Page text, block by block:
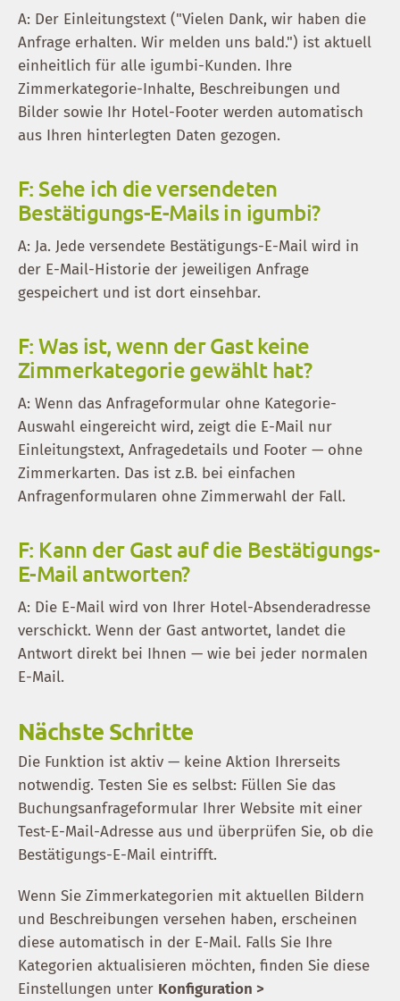
A: Der Einleitungstext ("Vielen Dank, wir haben die
Anfrage erhalten. Wir melden uns bald.") ist aktuell
einheitlich für alle igumbi-Kunden. Ihre
Zimmerkategorie-Inhalte, Beschreibungen und
Bilder sowie Ihr Hotel-Footer werden automatisch
aus Ihren hinterlegten Daten gezogen.
F: Sehe ich die versendeten
Bestätigungs-E-Mails in igumbi?
A: Ja. Jede versendete Bestätigungs-E-Mail wird in
der E-Mail-Historie der jeweiligen Anfrage
gespeichert und ist dort einsehbar.
F: Was ist, wenn der Gast keine
Zimmerkategorie gewählt hat?
A: Wenn das Anfrageformular ohne Kategorie-
Auswahl eingereicht wird, zeigt die E-Mail nur
Einleitungstext, Anfragedetails und Footer — ohne
Zimmerkarten. Das ist z.B. bei einfachen
Anfragenformularen ohne Zimmerwahl der Fall.
F: Kann der Gast auf die Bestätigungs-
E-Mail antworten?
A: Die E-Mail wird von Ihrer Hotel-Absenderadresse
verschickt. Wenn der Gast antwortet, landet die
Antwort direkt bei Ihnen — wie bei jeder normalen
E-Mail.
Nächste Schritte
Die Funktion ist aktiv — keine Aktion Ihrerseits
notwendig. Testen Sie es selbst: Füllen Sie das
Buchungsanfrageformular Ihrer Website mit einer
Test-E-Mail-Adresse aus und überprüfen Sie, ob die
Bestätigungs-E-Mail eintrifft.
Wenn Sie Zimmerkategorien mit aktuellen Bildern
und Beschreibungen versehen haben, erscheinen
diese automatisch in der E-Mail. Falls Sie Ihre
Kategorien aktualisieren möchten, finden Sie diese
Einstellungen unter Konfiguration >